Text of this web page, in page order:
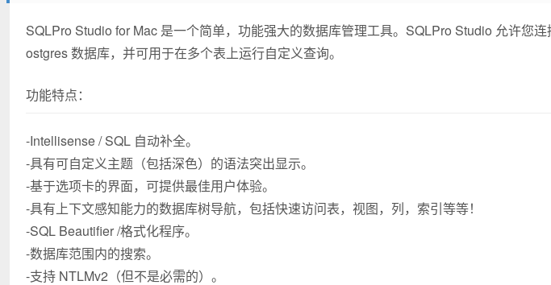
SQLPro Studio for Mac 是一个简单，功能强大的数据库管理工具。SQLPro Studio 允许您
ostgres 数据库，并可用于在多个表上运行自定义查询。
功能特点：
-Intellisense / SQL 自动补全。
-具有可自定义主题（包括深色）的语法突出显示。
-基于选项卡的界面，可提供最佳用户体验。
-具有上下文感知能力的数据库树导航，包括快速访问表，视图，列，索引等等！
-SQL Beautifier /格式化程序。
-数据库范围内的搜索。
-支持 NTLMv2（但不是必需的）。